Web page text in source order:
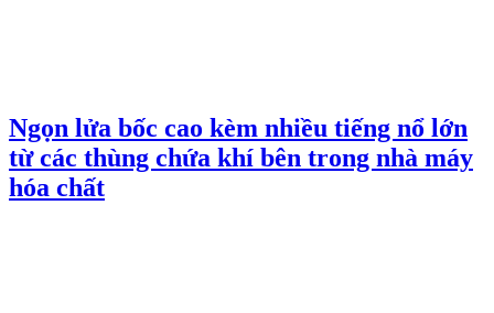
Ngọn lửa bốc cao kèm nhiều tiếng nổ lớn
từ các thùng chứa khí bên trong nhà máy
hóa chất